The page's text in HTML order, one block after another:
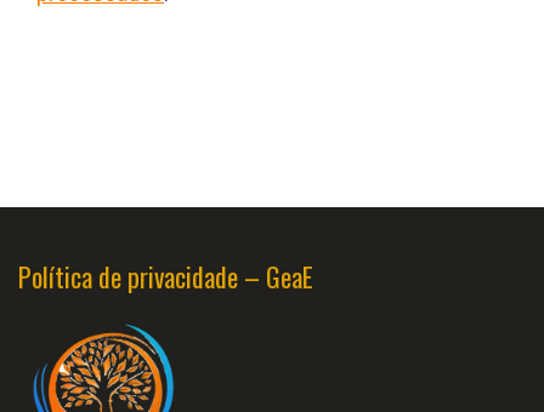
Política de privacidade – GeaE